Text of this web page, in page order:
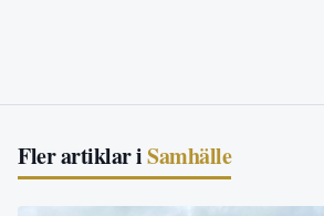
Fler artiklar iSamhälle